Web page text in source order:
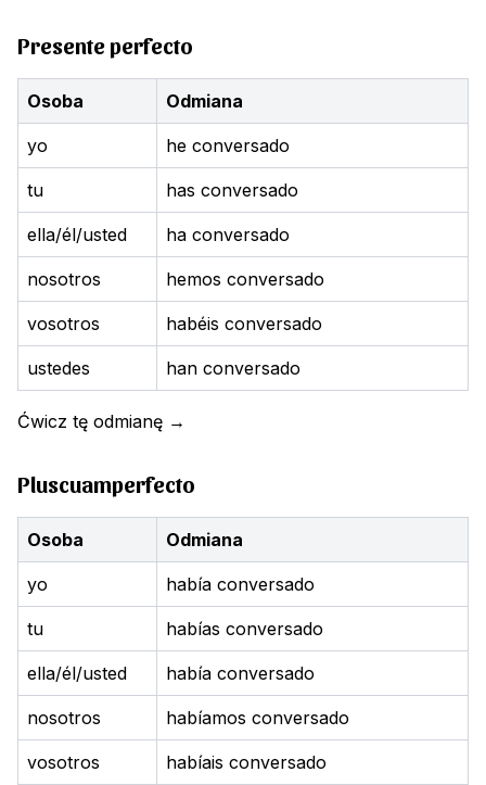
Presente perfecto
Osoba Odmiana
yo he conversado
tu has conversado
ella/él/usted ha conversado
nosotros hemos conversado
vosotros habéis conversado
ustedes han conversado
Ćwicz tę odmianę →
Pluscuamperfecto
Osoba Odmiana
yo había conversado
tu habías conversado
ella/él/usted había conversado
nosotros habíamos conversado
vosotros habíais conversado